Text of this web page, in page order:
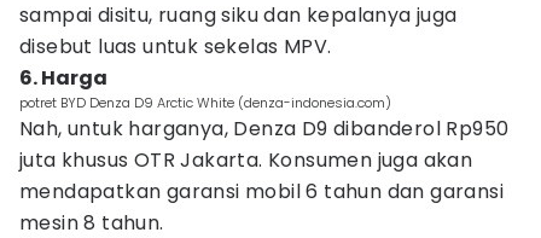
sampai disitu, ruang siku dan kepalanya juga
disebut luas untuk sekelas MPV.
6. Harga
potret BYD Denza D9 Arctic White (denza-indonesia.com)
Nah, untuk harganya, Denza D9 dibanderol Rp950
juta khusus OTR Jakarta. Konsumen juga akan
mendapatkan garansi mobil 6 tahun dan garansi
mesin 8 tahun.